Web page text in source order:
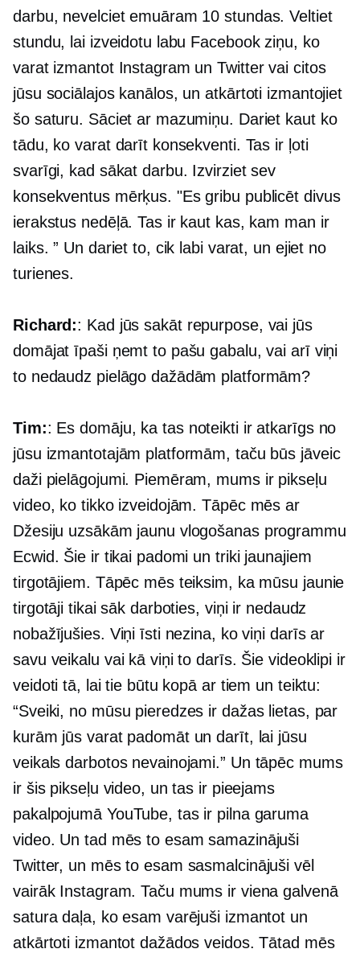
darbu, nevelciet emuāram 10 stundas. Veltiet
stundu, lai izveidotu labu Facebook ziņu, ko
varat izmantot Instagram un Twitter vai citos
jūsu sociālajos kanālos, un atkārtoti izmantojiet
šo saturu. Sāciet ar mazumiņu. Dariet kaut ko
tādu, ko varat darīt konsekventi. Tas ir ļoti
svarīgi, kad sākat darbu. Izvirziet sev
konsekventus mērķus. "Es gribu publicēt divus
ierakstus nedēļā. Tas ir kaut kas, kam man ir
laiks. ” Un dariet to, cik labi varat, un ejiet no
turienes.
Richard:: Kad jūs sakāt repurpose, vai jūs
domājat īpaši ņemt to pašu gabalu, vai arī viņi
to nedaudz pielāgo dažādām platformām?
Tim:: Es domāju, ka tas noteikti ir atkarīgs no
jūsu izmantotajām platformām, taču būs jāveic
daži pielāgojumi. Piemēram, mums ir pikseļu
video, ko tikko izveidojām. Tāpēc mēs ar
Džesiju uzsākām jaunu vlogošanas programmu
Ecwid. Šie ir tikai padomi un triki jaunajiem
tirgotājiem. Tāpēc mēs teiksim, ka mūsu jaunie
tirgotāji tikai sāk darboties, viņi ir nedaudz
nobažījušies. Viņi īsti nezina, ko viņi darīs ar
savu veikalu vai kā viņi to darīs. Šie videoklipi ir
veidoti tā, lai tie būtu kopā ar tiem un teiktu:
“Sveiki, no mūsu pieredzes ir dažas lietas, par
kurām jūs varat padomāt un darīt, lai jūsu
veikals darbotos nevainojami.” Un tāpēc mums
ir šis pikseļu video, un tas ir pieejams
pakalpojumā YouTube, tas ir pilna garuma
video. Un tad mēs to esam samazinājuši
Twitter, un mēs to esam sasmalcinājuši vēl
vairāk Instagram. Taču mums ir viena galvenā
satura daļa, ko esam varējuši izmantot un
atkārtoti izmantot dažādos veidos. Tātad mēs